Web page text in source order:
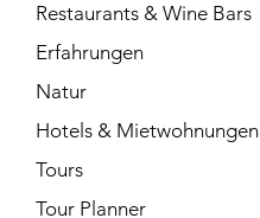
Restaurants & Wine Bars
Erfahrungen
Natur
Hotels & Mietwohnungen
Tours
Tour Planner